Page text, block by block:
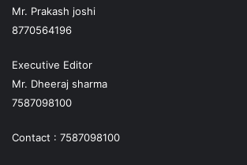
Mr. Prakash joshi
8770564196
Executive Editor
Mr. Dheeraj sharma
7587098100
Contact : 7587098100